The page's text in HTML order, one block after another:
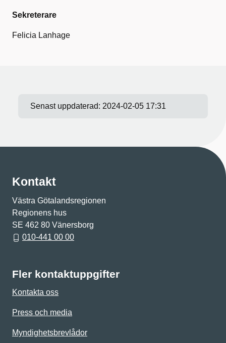
Sekreterare
Felicia Lanhage
Senast uppdaterad: 2024-02-05 17:31
Kontakt
Västra Götalandsregionen
Regionens hus
SE 462 80 Vänersborg
010-441 00 00
Fler kontaktuppgifter
Kontakta oss
Press och media
Myndighetsbrevlådor